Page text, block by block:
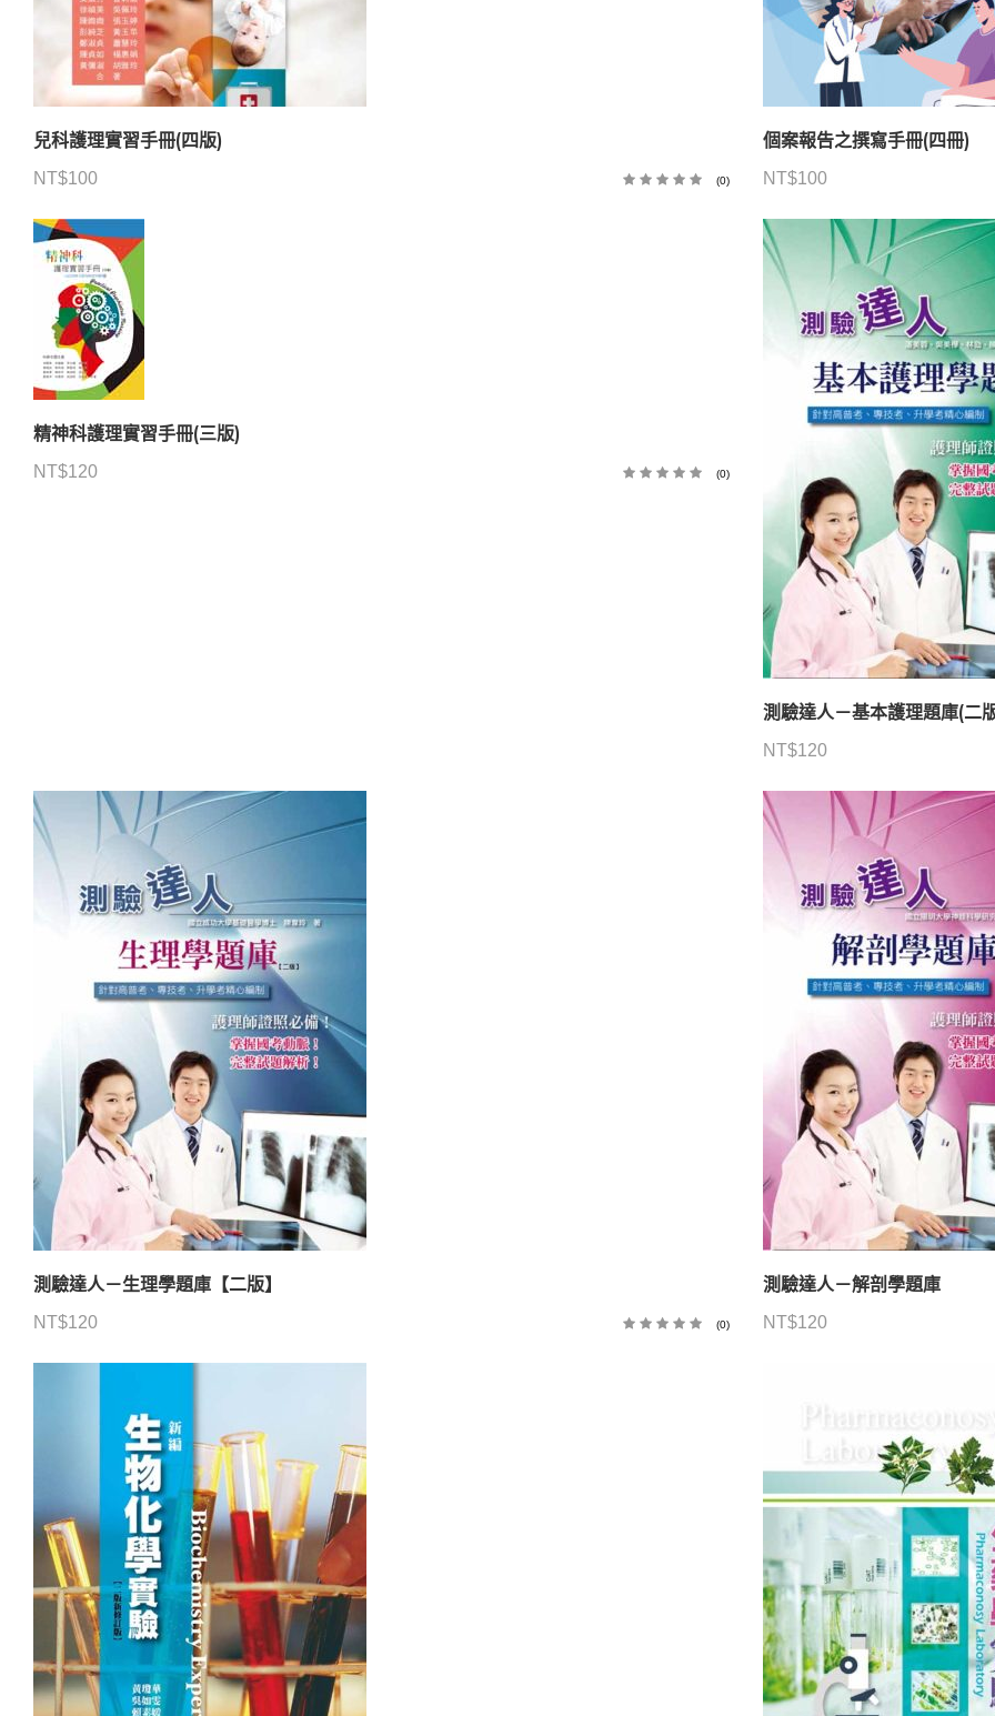
兒科護理實習手冊(四版)
NT$100 (0)
個案報告之撰寫手冊(四冊)
NT$100
精神科護理實習手冊(三版)
NT$120 (0)
測驗達人－基本護理題庫(二
NT$120
測驗達人－生理學題庫【二版】
NT$120 (0)
測驗達人－解剖學題庫
NT$120